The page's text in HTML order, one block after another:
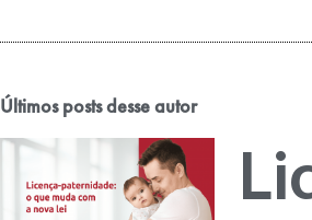
Últimos posts desse autor